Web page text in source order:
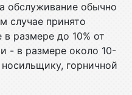
обслуживание обычно
случае принято
размере до 10% от
- в размере около 10-
носильщику, горничной